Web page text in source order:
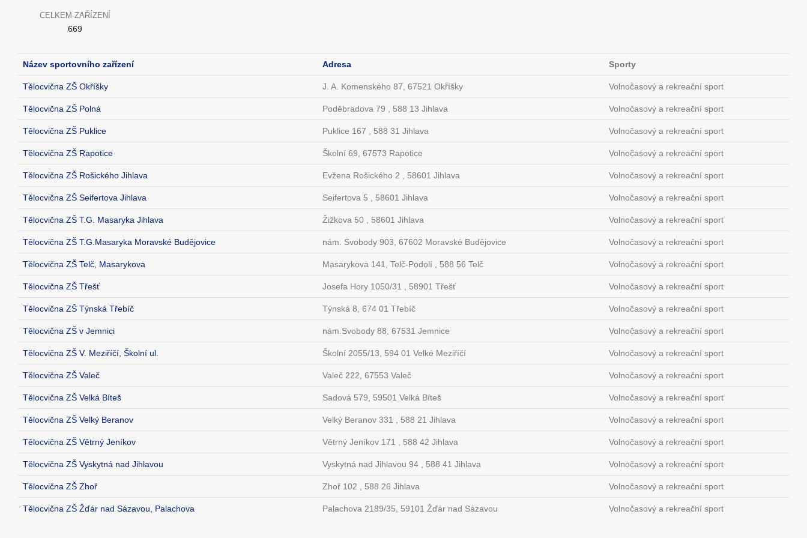
CELKEM ZAŘÍZENÍ
669
Název sportovního zařízení Adresa Sporty
Tělocvična ZŠ Okříšky J. A. Komenského 87, 67521 Okříšky Volnočasový a rekreační sport
Tělocvična ZŠ Polná Poděbradova 79 , 588 13 Jihlava Volnočasový a rekreační sport
Tělocvična ZŠ Puklice Puklice 167 , 588 31 Jihlava Volnočasový a rekreační sport
Tělocvična ZŠ Rapotice Školní 69, 67573 Rapotice Volnočasový a rekreační sport
Tělocvična ZŠ Rošického Jihlava Evžena Rošického 2 , 58601 Jihlava Volnočasový a rekreační sport
Tělocvična ZŠ Seifertova Jihlava Seifertova 5 , 58601 Jihlava Volnočasový a rekreační sport
Tělocvična ZŠ T.G. Masaryka Jihlava Žižkova 50 , 58601 Jihlava Volnočasový a rekreační sport
Tělocvična ZŠ T.G.Masaryka Moravské Budějovice nám. Svobody 903, 67602 Moravské Budějovice Volnočasový a rekreační sport
Tělocvična ZŠ Telč, Masarykova Masarykova 141, Telč-Podolí , 588 56 Telč Volnočasový a rekreační sport
Tělocvična ZŠ Třešť Josefa Hory 1050/31 , 58901 Třešť Volnočasový a rekreační sport
Tělocvična ZŠ Týnská Třebíč Týnská 8, 674 01 Třebíč Volnočasový a rekreační sport
Tělocvična ZŠ v Jemnici nám.Svobody 88, 67531 Jemnice Volnočasový a rekreační sport
Tělocvična ZŠ V. Meziříčí, Školní ul. Školní 2055/13, 594 01 Velké Meziříčí Volnočasový a rekreační sport
Tělocvična ZŠ Valeč Valeč 222, 67553 Valeč Volnočasový a rekreační sport
Tělocvična ZŠ Velká Bíteš Sadová 579, 59501 Velká Bíteš Volnočasový a rekreační sport
Tělocvična ZŠ Velký Beranov Velký Beranov 331 , 588 21 Jihlava Volnočasový a rekreační sport
Tělocvična ZŠ Větrný Jeníkov Větrný Jeníkov 171 , 588 42 Jihlava Volnočasový a rekreační sport
Tělocvična ZŠ Vyskytná nad Jihlavou Vyskytná nad Jihlavou 94 , 588 41 Jihlava Volnočasový a rekreační sport
Tělocvična ZŠ Zhoř Zhoř 102 , 588 26 Jihlava Volnočasový a rekreační sport
Tělocvična ZŠ Žďár nad Sázavou, Palachova Palachova 2189/35, 59101 Žďár nad Sázavou Volnočasový a rekreační sport